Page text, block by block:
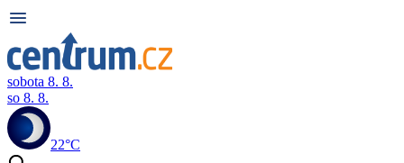
sobota 8. 8.
so 8. 8.
22°C